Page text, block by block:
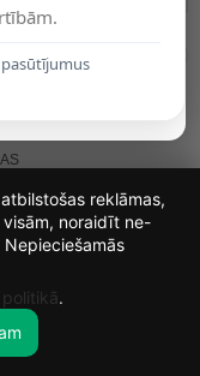
0
6
reklāmas,
noraidīt ne-
.